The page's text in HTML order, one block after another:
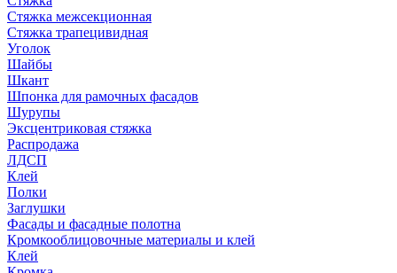
Стяжка межсекционная
Стяжка трапецивидная
Уголок
Шайбы
Шкант
Шпонка для рамочных фасадов
Шурупы
Эксцентриковая стяжка
Распродажа
ЛДСП
Клей
Полки
Заглушки
Фасады и фасадные полотна
Кромкооблицовочные материалы и клей
Клей